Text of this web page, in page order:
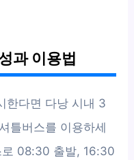
과 이용법
한다면 다낭 시내 3
틀버스를 이용하세
로 08:30 출발, 16:30